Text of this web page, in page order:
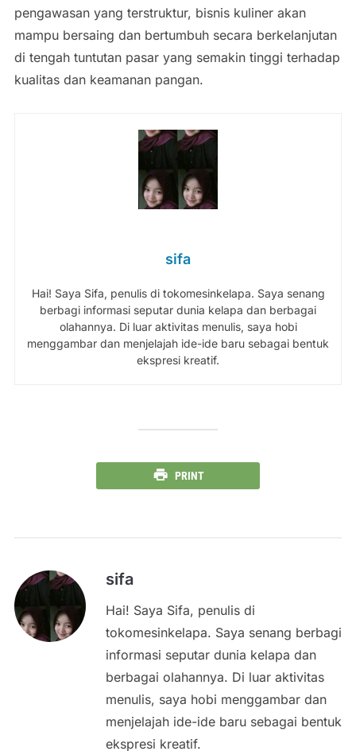
pengawasan yang terstruktur, bisnis kuliner akan
mampu bersaing dan bertumbuh secara berkelanjutan
di tengah tuntutan pasar yang semakin tinggi terhadap
kualitas dan keamanan pangan.
sifa
Hai! Saya Sifa, penulis di tokomesinkelapa. Saya senang
berbagi informasi seputar dunia kelapa dan berbagai
olahannya. Di luar aktivitas menulis, saya hobi
menggambar dan menjelajah ide-ide baru sebagai bentuk
ekspresi kreatif.
PRINT
sifa
Hai! Saya Sifa, penulis di
tokomesinkelapa. Saya senang berbagi
informasi seputar dunia kelapa dan
berbagai olahannya. Di luar aktivitas
menulis, saya hobi menggambar dan
menjelajah ide-ide baru sebagai bentuk
ekspresi kreatif.